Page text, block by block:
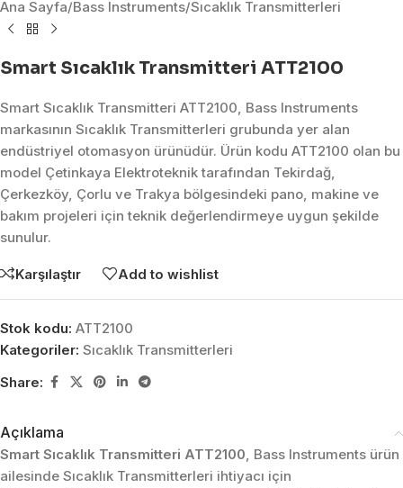
Ana Sayfa/Bass Instruments/Sıcaklık Transmitterleri
Smart Sıcaklık Transmitteri ATT2100
Smart Sıcaklık Transmitteri ATT2100, Bass Instruments
markasının Sıcaklık Transmitterleri grubunda yer alan
endüstriyel otomasyon ürünüdür. Ürün kodu ATT2100 olan bu
model Çetinkaya Elektroteknik tarafından Tekirdağ,
Çerkezköy, Çorlu ve Trakya bölgesindeki pano, makine ve
bakım projeleri için teknik değerlendirmeye uygun şekilde
sunulur.
Karşılaştır Add to wishlist
Stok kodu: ATT2100
Kategoriler: Sıcaklık Transmitterleri
Share:
Açıklama
Smart Sıcaklık Transmitteri ATT2100, Bass Instruments ürün
ailesinde Sıcaklık Transmitterleri ihtiyacı için